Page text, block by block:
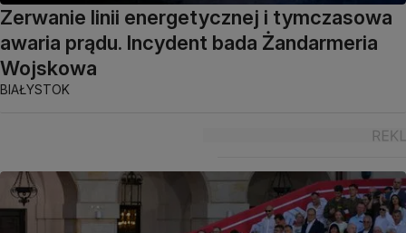
Zerwanie linii energetycznej i tymczasowa
awaria prądu. Incydent bada Żandarmeria
Wojskowa
BIAŁYSTOK